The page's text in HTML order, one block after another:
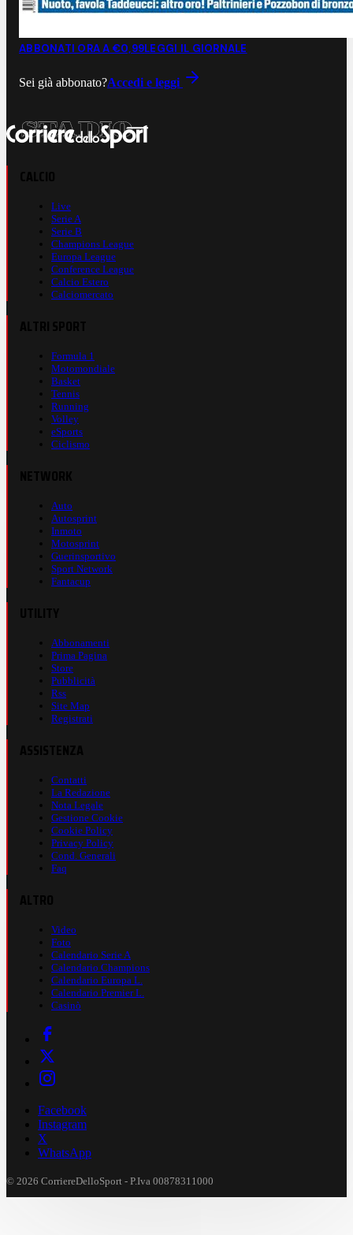
ABBONATI ORA A €0,99LEGGI IL GIORNALE
Sei già abbonato?Accedi e leggi
Live
Serie A
Serie B
Champions League
Europa League
Conference League
Calcio Estero
Calciomercato
Formula 1
Motomondiale
Basket
Tennis
Running
Volley
eSports
Ciclismo
Auto
Autosprint
Inmoto
Motosprint
Guerinsportivo
Sport Network
Fantacup
Abbonamenti
Prima Pagina
Store
Pubblicità
Rss
Site Map
Registrati
Contatti
La Redazione
Nota Legale
Gestione Cookie
Cookie Policy
Privacy Policy
Cond. Generali
Faq
Video
Foto
Calendario Serie A
Calendario Champions
Calendario Europa L.
Calendario Premier L.
Casinò
Facebook
Instagram
X
WhatsApp
© 2026 CorriereDelloSport - P.Iva 00878311000